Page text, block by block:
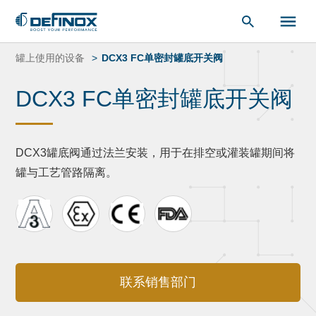
跳
内
容
索：
罐上使用的设备 DCX3 FC单密封罐底开关阀
DCX3 FC单密封罐底开关阀
DCX3罐底阀通过法兰安装，用于在排空或灌装罐期间将
罐与工艺管路隔离。
联系销售部门